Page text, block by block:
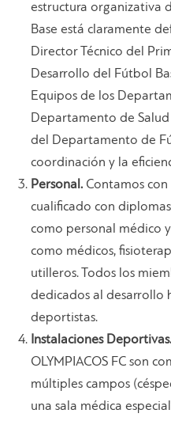
estructura organizativa
Base está claramente
Director Técnico del
Desarrollo del Fútbol
Equipos de los
Departamento de
del Departamento de
coordinación y la
Personal. Contamos
cualificado con diplomas
como personal médico
como médicos,
utilleros. Todos los
dedicados al desarrollo
deportistas.
Instalaciones Deportivas.
OLYMPIACOS FC son
múltiples campos
una sala médica